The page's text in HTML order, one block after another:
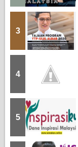
3
4
5